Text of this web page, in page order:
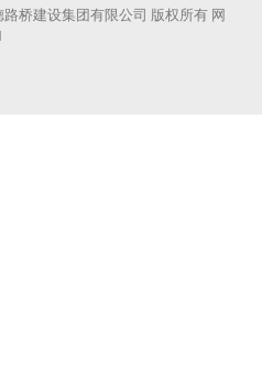
桥建设集团有限公司 版权所有 网